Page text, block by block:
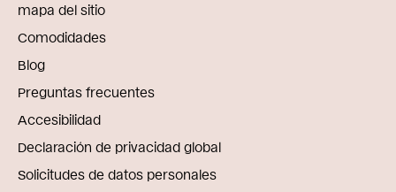
mapa del sitio
Comodidades
Blog
Preguntas frecuentes
Accesibilidad
Declaración de privacidad global
Solicitudes de datos personales